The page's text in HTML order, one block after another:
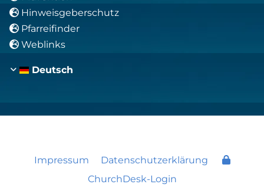
 Hinweisgeberschutz
 Pfarreifinder
 Weblinks
Deutsch
Impressum
Datenschutzerklärung
ChurchDesk-Login